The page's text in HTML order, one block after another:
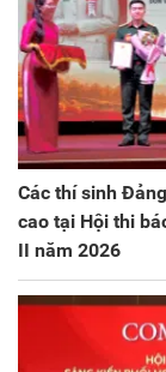
Các thí sinh
cao tại Hội thi
II năm 2026